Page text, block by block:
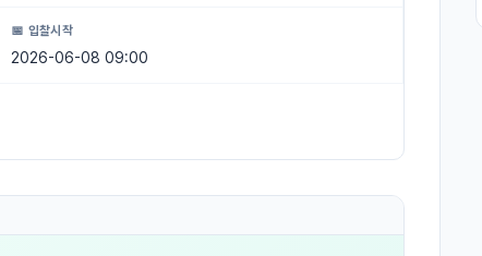
📅 입찰시작
2026-06-08 09:00